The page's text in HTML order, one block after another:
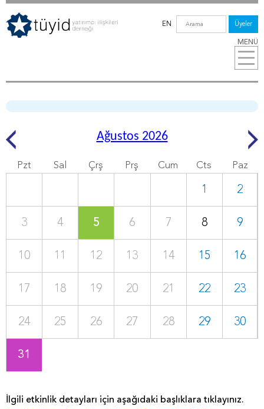
MENÜ
EN Üyeler
Ağustos 2026
Pzt Sal Çrş Prş Cum Cts Paz
1 2
3 4 5 6 7 8 9
10 11 12 13 14 15 16
17 18 19 20 21 22 23
24 25 26 27 28 29 30
31
İlgili etkinlik detayları için aşağıdaki başlıklara tıklayınız.